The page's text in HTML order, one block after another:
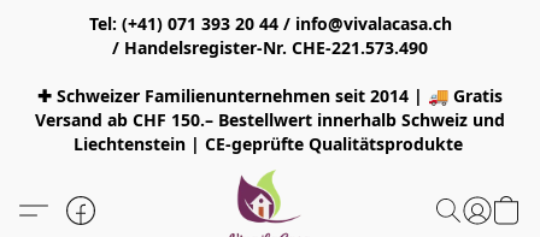
Tel: (+41) 071 393 20 44 / info@vivalacasa.ch
/ Handelsregister-Nr. CHE-221.573.490
✚ Schweizer Familienunternehmen seit 2014 | 🚚 Gratis
Versand ab CHF 150.– Bestellwert innerhalb Schweiz und
Liechtenstein | CE-geprüfte Qualitätsprodukte